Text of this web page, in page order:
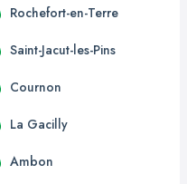
Rochefort-en-Terre
Saint-Jacut-les-Pins
Cournon
La Gacilly
Ambon